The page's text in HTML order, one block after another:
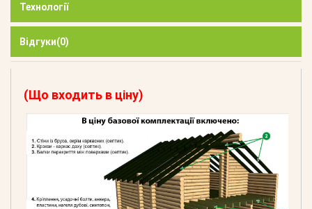
Технології
Відгуки(0)
(Що входить в ціну)